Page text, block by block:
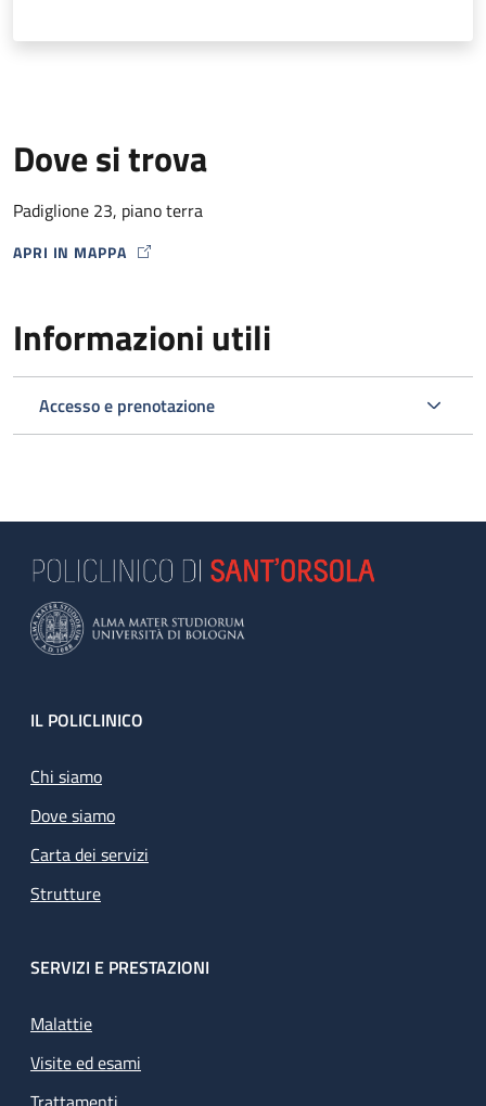
Dove si trova
Padiglione 23, piano terra
APRI IN MAPPA
MAP ICON
Informazioni utili
Accesso e prenotazione
Footer
IL POLICLINICO
Chi siamo
Dove siamo
Carta dei servizi
Strutture
SERVIZI E PRESTAZIONI
Malattie
Visite ed esami